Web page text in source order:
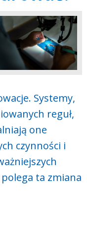
Systemy,
reguł,
one
czynności i
ta zmiana